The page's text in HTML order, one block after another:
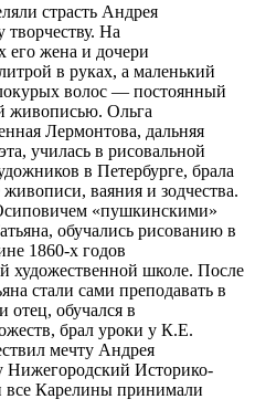
страсть Андрея
На
его жена и дочери
в руках, а маленький
волос — постоянный
живописью. Ольга
Лермонтова, дальняя
училась в рисовальной
в Петербурге, брала
ваяния и зодчества.
«пушкинскими»
обучались рисованию в
1860-х годов
художественной школе. После
стали сами преподавать в
обучался в
брал уроки у К.Е.
мечту Андрея
Нижегородский Историко-
все Карелины принимали